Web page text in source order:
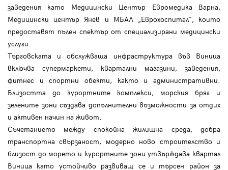
заведения като Медицински Център Евромедика Варна,
Медицински център Янев и МБАЛ „Еврохоспитал“, които
предоставят пълен спектър от специализирани медицински
услуги.
Търговската и обслужваща инфраструктура във Виница
включва супермаркети, квартални магазини, заведения,
фитнес и спортни обекти, както и административни.
Близостта до курортните комплекси, морския бряг и
зелените зони създава допълнителни възможности за отдих
и активен начин на живот.
Съчетанието между спокойна жилищна среда, добра
транспортна свързаност, модерно ново строителство и
близост до морето и курортните зони утвърждава квартал
Виница като устойчиво развиващ се и търсен район за